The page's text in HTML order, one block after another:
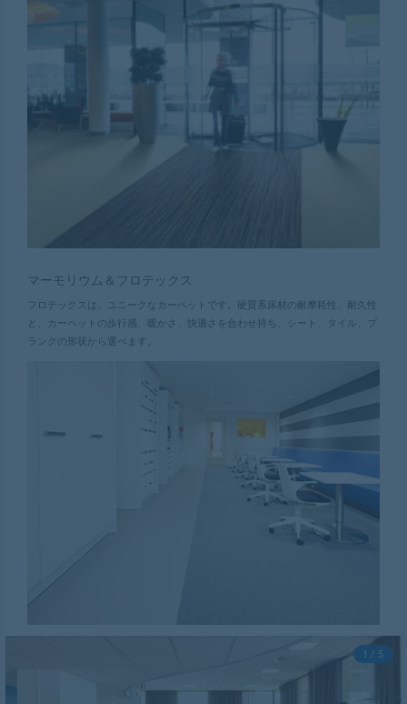
マーモリウム＆フロテックス
フロテックスは、ユニークなカーペットです。硬質系床材の耐摩耗性、耐久性
と、カーペットの歩行感、暖かさ、快適さを合わせ持ち、シート、タイル、プ
ランクの形状から選べます。
1 / 5